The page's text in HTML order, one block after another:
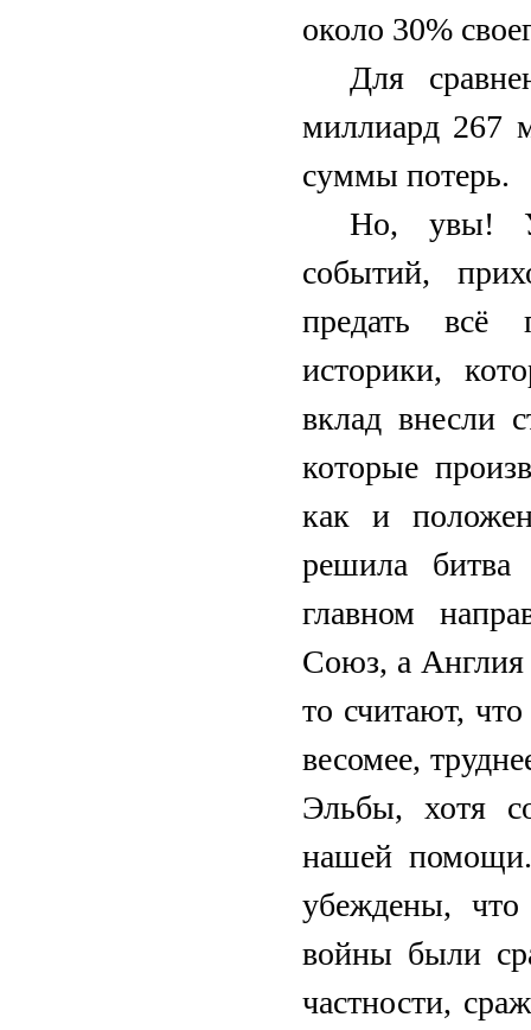
около 30%
Для
миллиард 267
суммы потерь.
Но, увы!
событий,
предать всё
историки,
вклад внесли
которые
как и
решила
главном
Союз, а
то считают,
весомее,
Эльбы, хотя
нашей помощи.
убеждены,
войны были
частности,